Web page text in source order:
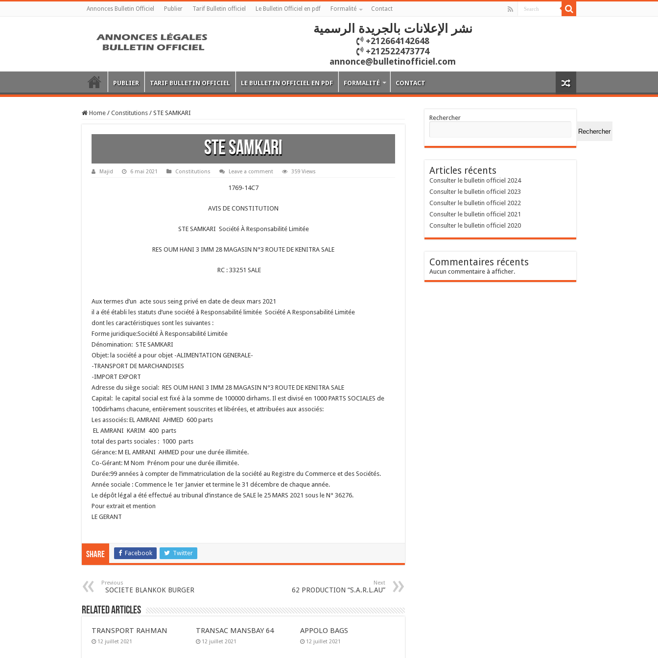
Annonces Bulletin Officiel Publier Tarif Bulletin officiel Le Bulletin Officiel en pdf Formalité Contact
نشر الإعلانات بالجريدة الرسمية
+212664142648
+212522473774
annonce@bulletinofficiel.com
PUBLIER TARIF BULLETIN OFFICIEL LE BULLETIN OFFICIEL EN PDF FORMALITÉ CONTACT
Home / Constitutions / STE SAMKARI
STE SAMKARI
Majid 6 mai 2021 Constitutions Leave a comment 359 Views
1769-14C7
AVIS DE CONSTITUTION
STE SAMKARI Société À Responsabilité Limitée
RES OUM HANI 3 IMM 28 MAGASIN N°3 ROUTE DE KENITRA SALE
RC : 33251 SALE
Aux termes d’un acte sous seing privé en date de deux mars 2021
il a été établi les statuts d’une société à Responsabilité limitée Société A Responsabilité Limitée
dont les caractéristiques sont les suivantes :
Forme juridique:Société À Responsabilité Limitée
Dénomination: STE SAMKARI
Objet: la société a pour objet -ALIMENTATION GENERALE-
-TRANSPORT DE MARCHANDISES
-IMPORT EXPORT
Adresse du siège social: RES OUM HANI 3 IMM 28 MAGASIN N°3 ROUTE DE KENITRA SALE
Capital: le capital social est fixé à la somme de 100000 dirhams. Il est divisé en 1000 PARTS SOCIALES de
100dirhams chacune, entièrement souscrites et libérées, et attribuées aux associés:
Les associés: EL AMRANI AHMED 600 parts
EL AMRANI KARIM 400 parts
total des parts sociales : 1000 parts
Gérance: M EL AMRANI AHMED pour une durée illimitée.
Co-Gérant: M Nom Prénom pour une durée illimitée.
Durée:99 années à compter de l’immatriculation de la société au Registre du Commerce et des Sociétés.
Année sociale : Commence le 1er Janvier et termine le 31 décembre de chaque année.
Le dépôt légal a été effectué au tribunal d’instance de SALE le 25 MARS 2021 sous le N° 36276.
Pour extrait et mention
LE GERANT
Share Facebook Twitter
Previous
SOCIETE BLANKOK BURGER
Next
62 PRODUCTION “S.A.R.L.AU”
Related Articles
TRANSPORT RAHMAN
12 juillet 2021
TRANSAC MANSBAY 64
12 juillet 2021
APPOLO BAGS
12 juillet 2021
Rechercher
Rechercher
Articles récents
Consulter le bulletin officiel 2024
Consulter le bulletin officiel 2023
Consulter le bulletin officiel 2022
Consulter le bulletin officiel 2021
Consulter le bulletin officiel 2020
Commentaires récents
Aucun commentaire à afficher.